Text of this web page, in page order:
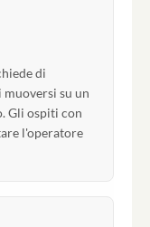
di
su un
Gli ospiti con
l'operatore